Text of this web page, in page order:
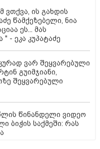
ვთქვა, ის გახდის
წამქეზებელი, ნია
ეს... მას
- ეკა კუპატაძე
ვარ შეყვარებული
გუიმჯიანი,
შეყვარებული
წინანდელი ვიდეო
ბიჭის საქმეში: რას